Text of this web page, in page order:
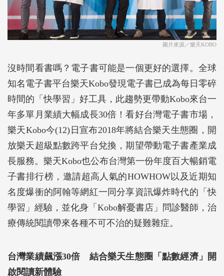
圖片來源／樂天KOBO
沒時間看書嗎？電子書可能是一個更好的選擇。全球
知名電子書平台樂天Kobo發現電子書已成為每日零碎
時間的「快學習」好工具，此趨勢更帶動Kobo來台一
年多單月業績大幅成長30倍！看好台灣電子書市場，
樂天Kobo今(12)日宣布2018年將結合樂天生態圈，開
放樂天超級點數跨平台兌換，期望帶動電子書產業成
長服務。樂天Kobo也公布台灣第一份年度百大暢銷電
子書排行榜，邀請超高人氣的HOWHOW以及近期知
名度爆衝的阿翰等網紅一同分享資訊爆炸時代的「快
學習」經驗，並化身「Kobo解憂書店」問診醫師，治
療傳統閱讀帶來各種不可不治的疑難雜症。
台灣業績飆漲30倍 結合樂天生態圈「點數經濟」開
啟閱讀新體驗